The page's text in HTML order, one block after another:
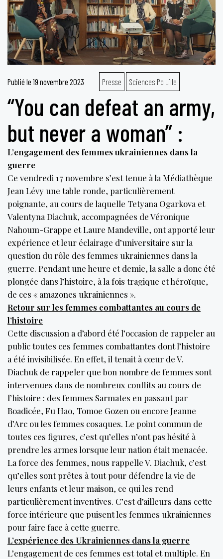
Publié le 19 novembre 2023 Presse Sciences Po Lille
“You can defeat an army,
but never a woman” :
L’engagement des femmes ukrainiennes dans la
guerre
Ce vendredi 17 novembre s’est tenue à la Médiathèque
Jean Lévy une table ronde, particulièrement
poignante, au cours de laquelle Tetyana Ogarkova et
Valentyna Diachuk, accompagnées de Véronique
Nahoum-Grappe et Laure Mandeville, ont apporté leur
expérience et leur éclairage d’universitaire sur la
question du rôle des femmes ukrainiennes dans la
guerre. Pendant une heure et demie, la salle a donc été
plongée dans l’histoire, à la fois tragique et héroïque,
de ces « amazones ukrainiennes ».
Retour sur les femmes combattantes au cours de
l’histoire
Cette discussion a d’abord été l’occasion de rappeler au
public toutes ces femmes combattantes dont l’histoire
a été invisibilisée. En effet, il tenait à cœur de V.
Diachuk de rappeler que bon nombre de femmes sont
intervenues dans de nombreux conflits au cours de
l’histoire : des femmes Sarmates en passant par
Boadicée, Fu Hao, Tomoe Gozen ou encore Jeanne
d’Arc ou les femmes cosaques. Le point commun de
toutes ces figures, c’est qu’elles n’ont pas hésité à
prendre les armes lorsque leur nation était menacée.
La force des femmes, nous rappelle V. Diachuk, c’est
qu’elles sont prêtes à tout pour défendre la vie de
leurs enfants et leur maison, ce qui les rend
particulièrement inventives. C’est d’ailleurs dans cette
force intérieure que puisent les femmes ukrainiennes
pour faire face à cette guerre.
L’expérience des Ukrainiennes dans la guerre
L’engagement de ces femmes est total et multiple. En